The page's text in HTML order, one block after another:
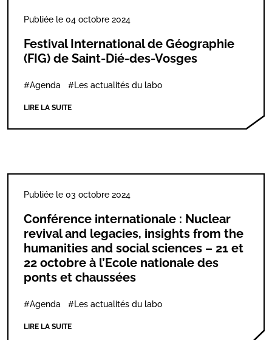
Publiée le 04 octobre 2024
Festival International de Géographie
(FIG) de Saint-Dié-des-Vosges
#Agenda #Les actualités du labo
LIRE LA SUITE
Publiée le 03 octobre 2024
Conférence internationale : Nuclear
revival and legacies, insights from the
humanities and social sciences – 21 et
22 octobre à l’Ecole nationale des
ponts et chaussées
#Agenda #Les actualités du labo
LIRE LA SUITE